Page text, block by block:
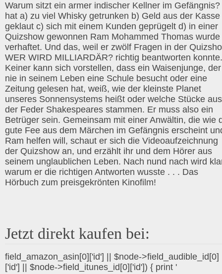
Warum sitzt ein armer indischer Kellner im Gefängnis?
hat a) zu viel Whisky getrunken b) Geld aus der Kasse
geklaut c) sich mit einem Kunden geprügelt d) in einer
Quizshow gewonnen Ram Mohammed Thomas wurde
verhaftet. Und das, weil er zwölf Fragen in der
WER WIRD MILLIARDÄR? richtig beantworten konnte.
Keiner kann sich vorstellen, dass ein Waisenjunge, der
nie in seinem Leben eine Schule besucht oder eine
Zeitung gelesen hat, weiß, wie der kleinste Planet
unseres Sonnensystems heißt oder welche Stücke aus
der Feder Shakespeares stammen. Er muss also ein
Betrüger sein. Gemeinsam mit einer Anwältin, die wie
gute Fee aus dem Märchen im Gefängnis erscheint
Ram helfen will, schaut er sich die Videoaufzeichnung
der Quizshow an, und erzählt ihr und dem Hörer aus
seinem unglaublichen Leben. Nach nund nach wird
warum er die richtigen Antworten wusste . . . Das
Hörbuch zum preisgekrönten Kinofilm!
Jetzt direkt kaufen bei:
field_amazon_asin[0]['id'] || $node->field_audible_id[0]
['id'] || $node->field_itunes_id[0]['id']) { print '